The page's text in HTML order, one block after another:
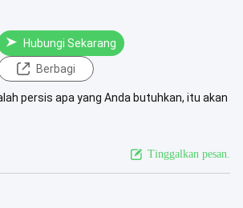
Hubungi Sekarang
Berbagi
persis apa yang Anda butuhkan, itu akan
Tinggalkan pesan.